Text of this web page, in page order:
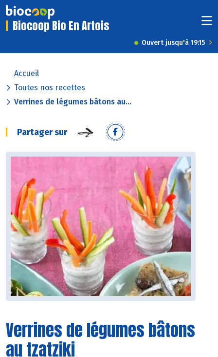
Biocoop Bio En Artois
Ouvert jusqu'à 19:15
Accueil
Toutes nos recettes
Verrines de légumes bâtons au...
Partager sur
Verrines de légumes bâtons
au tzatziki